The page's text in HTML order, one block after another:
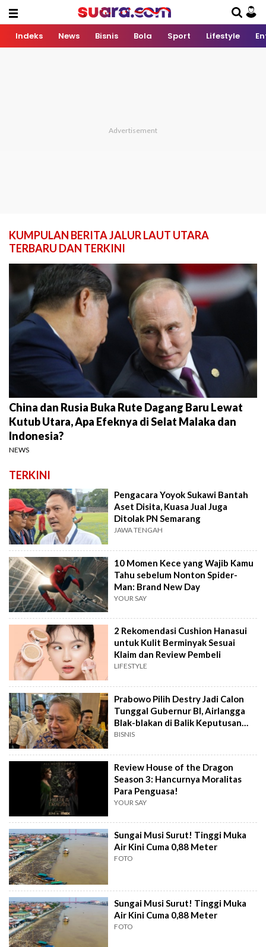
Indeks News Bisnis Bola Sport Lifestyle
KUMPULAN BERITA JALUR LAUT UTARA
TERBARU DAN TERKINI
China dan Rusia Buka Rute Dagang Baru Lewat
Kutub Utara, Apa Efeknya di Selat Malaka dan
Indonesia?
NEWS
TERKINI
Pengacara Yoyok Sukawi Bantah
Aset Disita, Kuasa Jual Juga
Ditolak PN Semarang
JAWA TENGAH
10 Momen Kece yang Wajib Kamu
Tahu sebelum Nonton Spider-
Man: Brand New Day
YOUR SAY
2 Rekomendasi Cushion Hanasui
untuk Kulit Berminyak Sesuai
Klaim dan Review Pembeli
LIFESTYLE
Prabowo Pilih Destry Jadi Calon
Tunggal Gubernur BI, Airlangga
Blak-blakan di Balik Keputusan
Ini?
BISNIS
Review House of the Dragon
Season 3: Hancurnya Moralitas
Para Penguasa!
YOUR SAY
Sungai Musi Surut! Tinggi Muka
Air Kini Cuma 0,88 Meter
FOTO
Sungai Musi Surut! Tinggi Muka
Air Kini Cuma 0,88 Meter
FOTO